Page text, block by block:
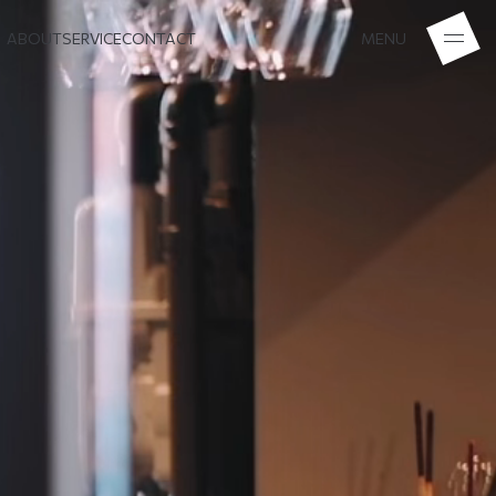
ABOUTSERVICE
SERVICE
CONTACT
CONTACT
MENU